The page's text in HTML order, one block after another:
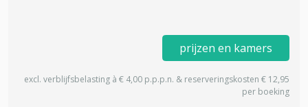
prijzen en kamers
excl. verblijfsbelasting à € 4,00 p.p.p.n. & reserveringskosten € 12,95
per boeking